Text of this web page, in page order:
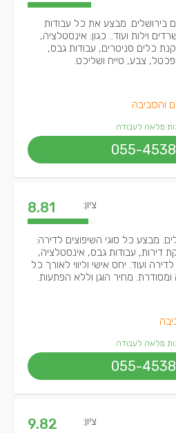
בירושלים. מבצע את כל עבודות
וילות ועוד.. כגון: אינסטלציה,
כלים סניטרים, עבודות גבס,
צבע, טייח ושליכט.
והסביבה
מלאה לעבודה
055-
ציון: 8.81
מבצע כל סוגי השיפוצים לדירה:
דירות, עבודות גבס, אינסטלציה,
ועוד. יחס אישי וליווי לאורך כל
מחיר הוגן וללא הפתעות.
מלאה לעבודה
055-
ציון: 9.82